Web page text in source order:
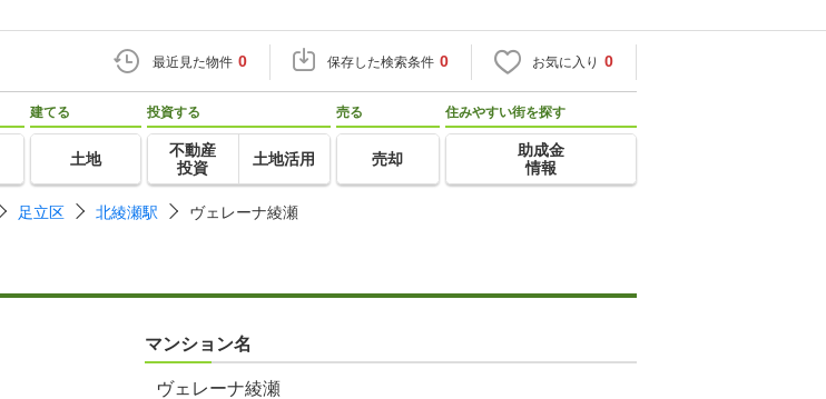
最近見た物件 0 保存した検索条件 0 お気に入り 0
建てる
土地
投資する
不動産
投資
土地活用
売る
売却
住みやすい街を探す
助成金
情報
足立区 北綾瀬駅 ヴェレーナ綾瀬
マンション名
ヴェレーナ綾瀬